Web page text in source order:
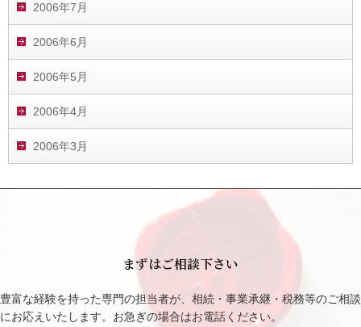
2006年7月
2006年6月
2006年5月
2006年4月
2006年3月
まずはご相談下さい
豊富な経験を持った専門の担当者が、相続・事業承継・税務等のご相談
にお応えいたします。お急ぎの場合はお電話ください。